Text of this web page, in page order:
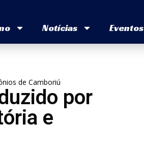
Notícias Eventos
de Camboriú
por
e